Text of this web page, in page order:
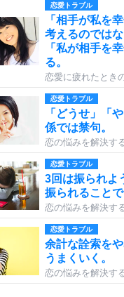
恋愛トラブル
「相手が私を
考えるのではな
「私が相手を
る。
恋愛に疲れたとき
恋愛トラブル
「どうせ」「
係では禁句。
恋の悩みを解決す
恋愛トラブル
3回は振られよ
振られることで
恋の悩みを解決す
恋愛トラブル
余計な詮索を
うまくいく。
恋の悩みを解決す